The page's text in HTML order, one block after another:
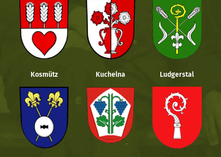
Kosmütz Kuchelna Ludgerstal